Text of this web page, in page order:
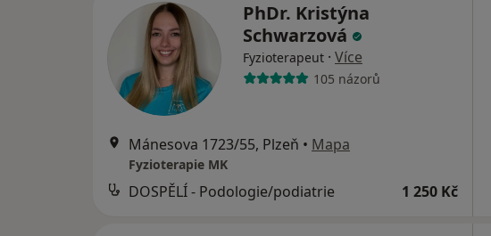
PhDr. Kristýna
Schwarzová
Fyzioterapeut · Více
105 názorů
Mánesova 1723/55, Plzeň • Mapa
Fyzioterapie MK
DOSPĚLÍ - Podologie/podiatrie 1 250 Kč